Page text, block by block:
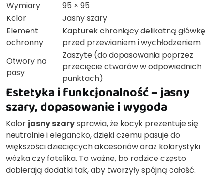
Wymiary
95 × 95
Kolor
Jasny szary
Element
ochronny
Kapturek chroniący delikatną główkę
przed przewianiem i wychłodzeniem
Otwory na
pasy
Zaszyte (do dopasowania poprzez
przecięcie otworów w odpowiednich
punktach)
Estetyka i funkcjonalność – jasny
szary, dopasowanie i wygoda
Kolor jasny szarysprawia, że kocyk prezentuje się
neutralnie i elegancko, dzięki czemu pasuje do
większości dziecięcych akcesoriów oraz kolorystyki
wózka czy fotelika. To ważne, bo rodzice często
dobierają dodatki tak, aby tworzyły spójną całość.